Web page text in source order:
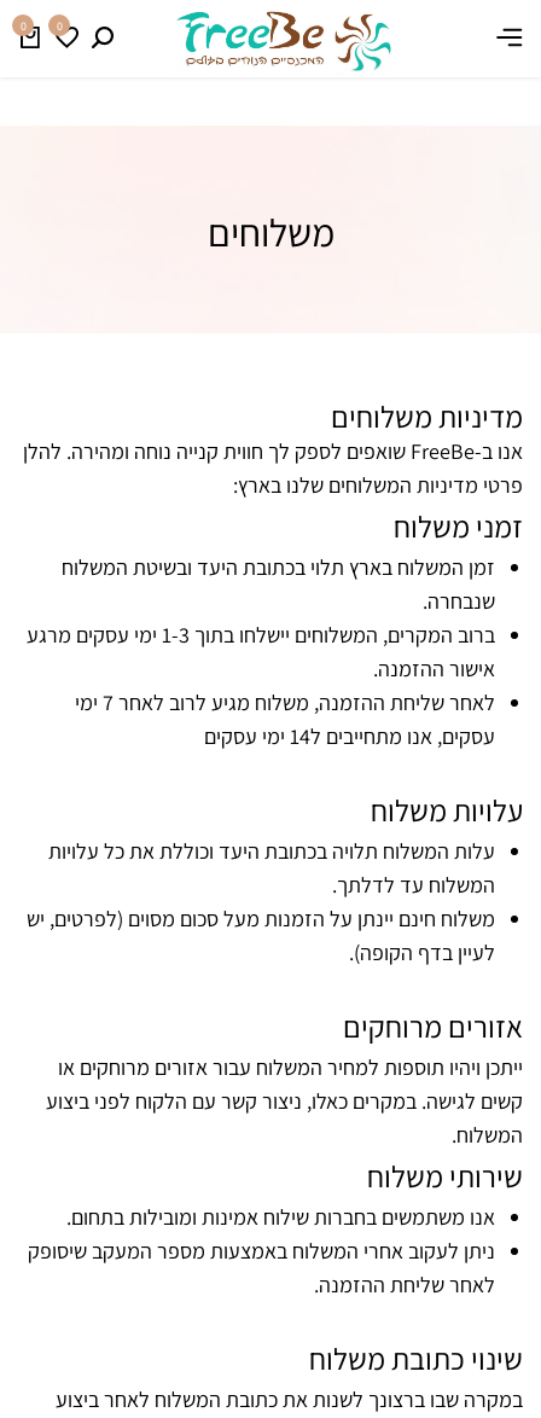
משלוח חינם בהזמנה מעל 399 ₪ קנו עכשיו 0
0
משלוחים
מדיניות משלוחים
אנו ב-FreeBe שואפים לספק לך חווית קנייה נוחה ומהירה. להלן
פרטי מדיניות המשלוחים שלנו בארץ:
זמני משלוח
זמן המשלוח בארץ תלוי בכתובת היעד ובשיטת המשלוח
שנבחרה.
ברוב המקרים, המשלוחים יישלחו בתוך 1-3 ימי עסקים מרגע
אישור ההזמנה.
לאחר שליחת ההזמנה, משלוח מגיע לרוב לאחר 7 ימי
עסקים, אנו מתחייבים ל14 ימי עסקים
עלויות משלוח
עלות המשלוח תלויה בכתובת היעד וכוללת את כל עלויות
המשלוח עד לדלתך.
משלוח חינם יינתן על הזמנות מעל סכום מסוים (לפרטים, יש
לעיין בדף הקופה).
אזורים מרוחקים
ייתכן ויהיו תוספות למחיר המשלוח עבור אזורים מרוחקים או
קשים לגישה. במקרים כאלו, ניצור קשר עם הלקוח לפני ביצוע
המשלוח.
שירותי משלוח
אנו משתמשים בחברות שילוח אמינות ומובילות בתחום.
ניתן לעקוב אחרי המשלוח באמצעות מספר המעקב שיסופק
לאחר שליחת ההזמנה.
שינוי כתובת משלוח
במקרה שבו ברצונך לשנות את כתובת המשלוח לאחר ביצוע